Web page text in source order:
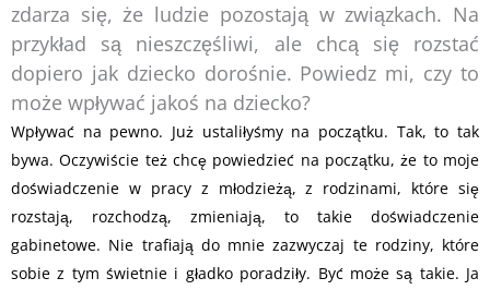
zdarza się, że ludzie pozostają w związkach. Na
przykład są nieszczęśliwi, ale chcą się rozstać
dopiero jak dziecko dorośnie. Powiedz mi, czy to
może wpływać jakoś na dziecko?
Wpływać na pewno. Już ustaliłyśmy na początku. Tak, to tak
bywa. Oczywiście też chcę powiedzieć na początku, że to moje
doświadczenie w pracy z młodzieżą, z rodzinami, które się
rozstają, rozchodzą, zmieniają, to takie doświadczenie
gabinetowe. Nie trafiają do mnie zazwyczaj te rodziny, które
sobie z tym świetnie i gładko poradziły. Być może są takie. Ja